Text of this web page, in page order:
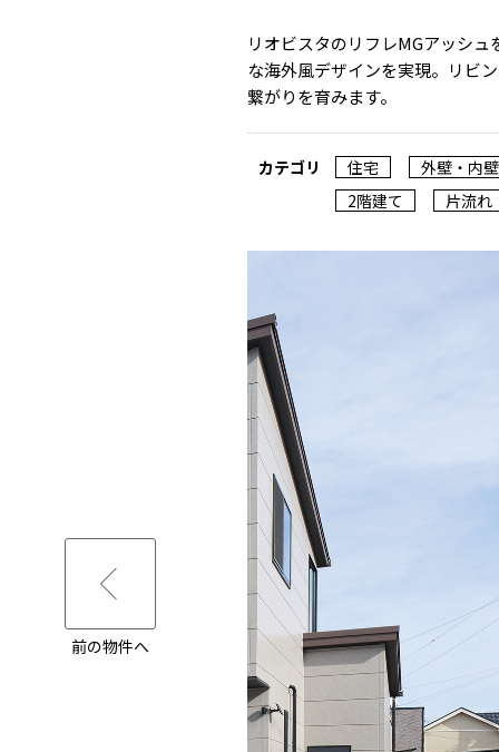
リオビスタのリフレMGアッシ
な海外風デザインを実現。リビ
繋がりを育みます。
カテゴリ 住宅 外壁・内壁
2階建て
片流れ
前の物件へ